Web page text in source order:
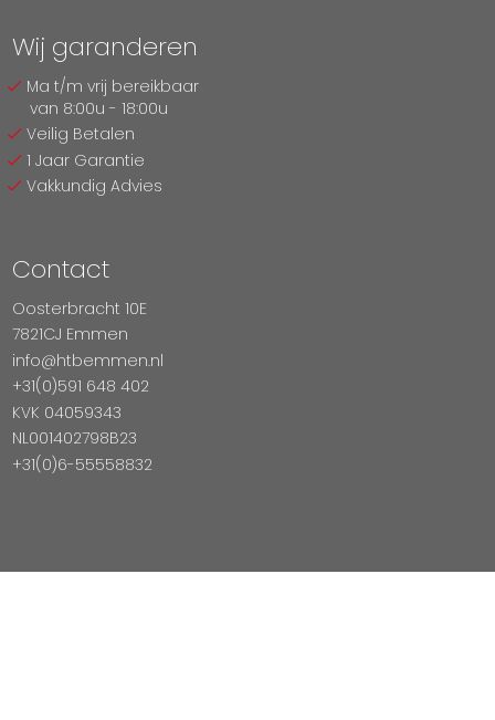
Wij garanderen
Ma t/m vrij bereikbaar
van 8:00u - 18:00u
Veilig Betalen
1 Jaar Garantie
Vakkundig Advies
Contact
Oosterbracht 10E
7821CJ Emmen
info@htbemmen.nl
+31(0)591 648 402
KVK 04059343
NL001402798B23
+31(0)6-55558832